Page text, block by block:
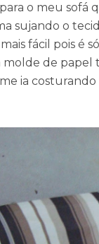
o meu sofá
sujando o
fácil pois é
de papel
ia